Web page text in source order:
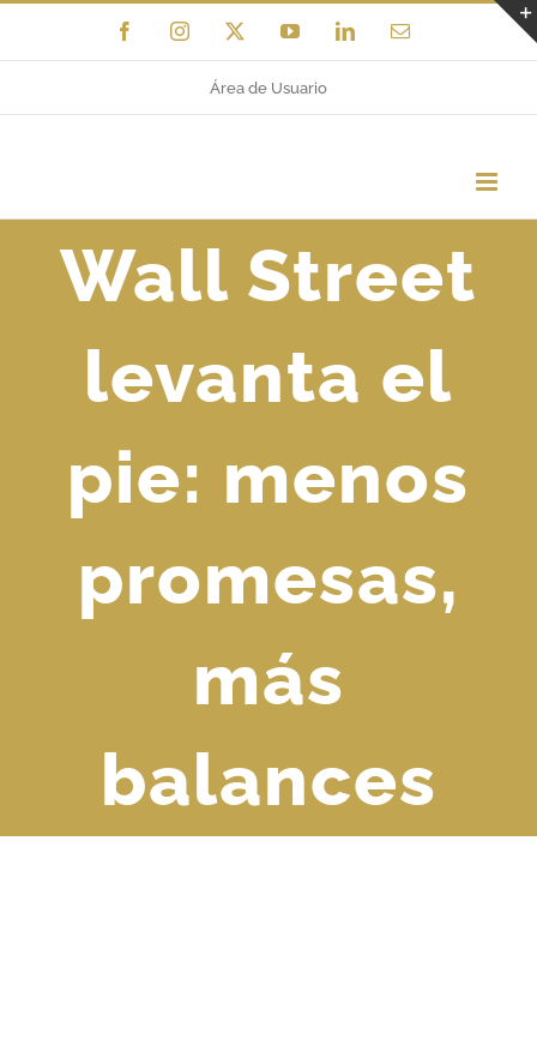
al
FacebookInstagram YouTubeLinkedInCorreo
Área de Usuario
Wall Street
levanta el
pie: menos
promesas,
más
balances